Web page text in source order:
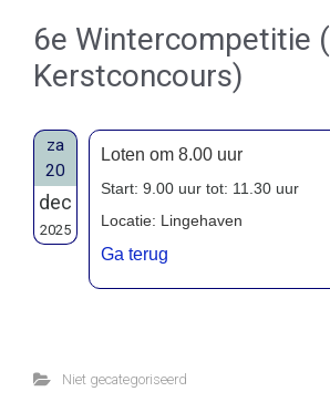
6e Wintercompetitie (
Kerstconcours)
za
20
dec
2025
Loten om 8.00 uur
Start: 9.00 uur tot: 11.30 uur
Locatie: Lingehaven
Ga terug
Niet gecategoriseerd